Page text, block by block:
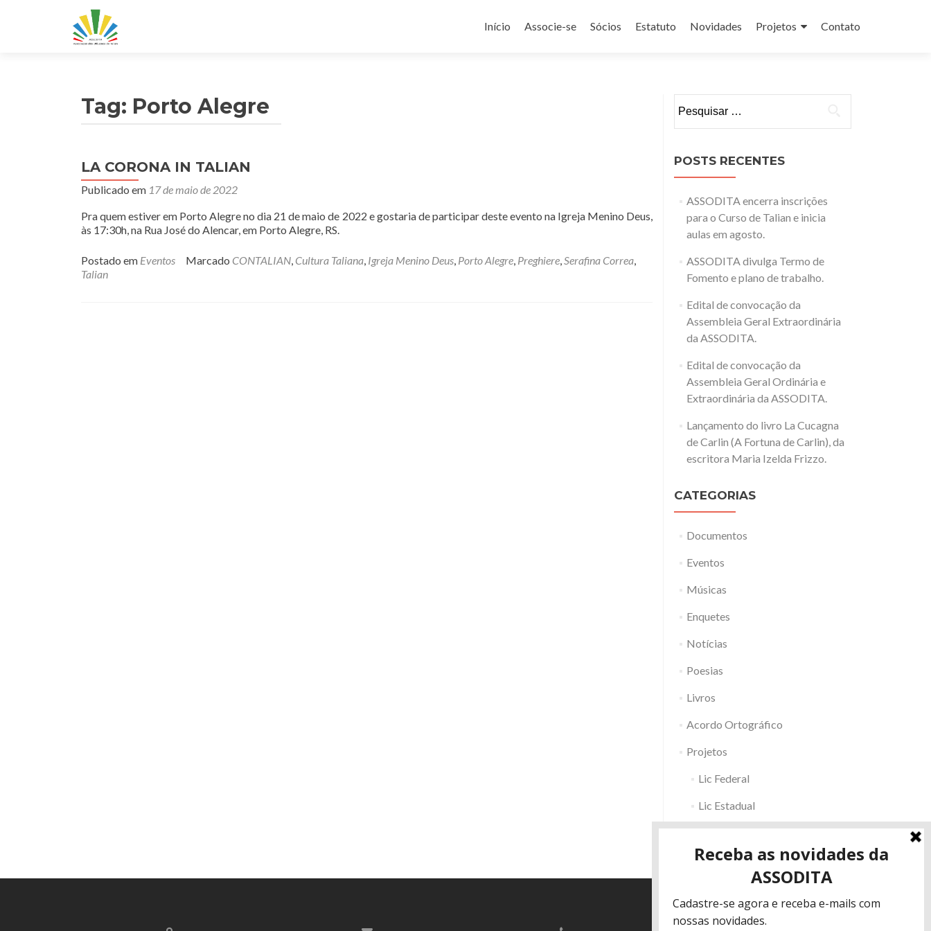
para
Início Associe-se Sócios Estatuto Novidades Projetos Contato
Tag: Porto Alegre
LA CORONA IN TALIAN
Publicado em 17 de maio de 2022
Pra quem estiver em Porto Alegre no dia 21 de maio de 2022 e gostaria de participar deste evento na Igreja Menino Deus,
às 17:30h, na Rua José do Alencar, em Porto Alegre, RS.
Postado em Eventos Marcado CONTALIAN, Cultura Taliana, Igreja Menino Deus, Porto Alegre, Preghiere,Serafina Correa,
Talian
por:
POSTS RECENTES
ASSODITA encerra inscrições
para o Curso de Talian e inicia
aulas em agosto.
ASSODITA divulga Termo de
Fomento e plano de trabalho.
Edital de convocação da
Assembleia Geral Extraordinária
da ASSODITA.
Edital de convocação da
Assembleia Geral Ordinária e
Extraordinária da ASSODITA.
Lançamento do livro La Cucagna
de Carlin (A Fortuna de Carlin), da
escritora Maria Izelda Frizzo.
CATEGORIAS
Documentos
Eventos
Músicas
Enquetes
Notícias
Poesias
Livros
Acordo Ortográfico
Projetos
Lic Federal
Lic Estadual
Fac RS
Outros